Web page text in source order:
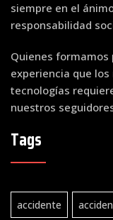
siempre en el
responsabilidad
Quienes
experiencia que
tecnologías
nuestros
Tags
accidente